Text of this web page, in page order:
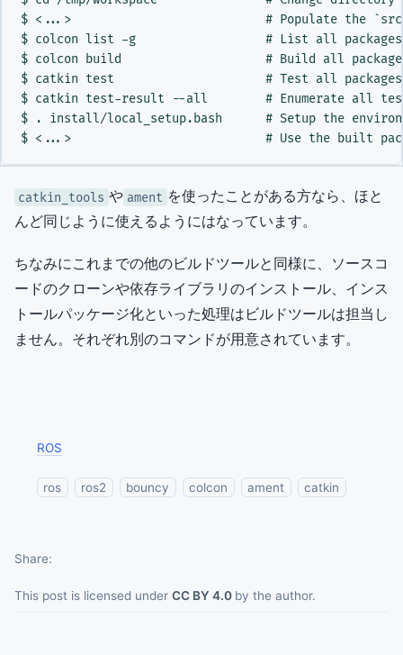
$ <...>                           # Populate the `src`
$ colcon list -g                  # List all packages in
$ colcon build                    # Build all packages
$ catkin test                     # Test all packages
$ catkin test-result --all        # Enumerate all
$ . install/local_setup.bash      # Setup the
catkin_tools や ament を使ったことがある方なら、ほと
んど同じように使えるようにはなっています。
ちなみにこれまでの他のビルドツールと同様に、ソースコ
ードのクローンや依存ライブラリのインストール、インス
トールパッケージ化といった処理はビルドツールは担当し
ません。それぞれ別のコマンドが用意されています。
ROS
ros ros2 bouncy colcon ament catkin
This post is licensed under CC BY 4.0 by the author.
Share